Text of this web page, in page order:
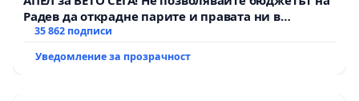
Радев да открадне парите и правата ни в
тъмното
35 862 подписи
Уведомление за прозрачност